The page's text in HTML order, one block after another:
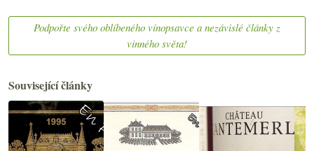
Podpořte svého oblíbeného vínopsavce a nezávislé články z
vinného světa!
Související články